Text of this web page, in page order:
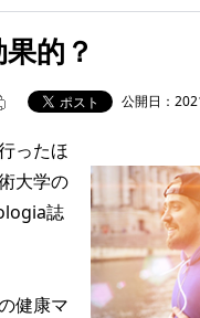
的？
公開日：
ったほ
大学の
誌
健康マ